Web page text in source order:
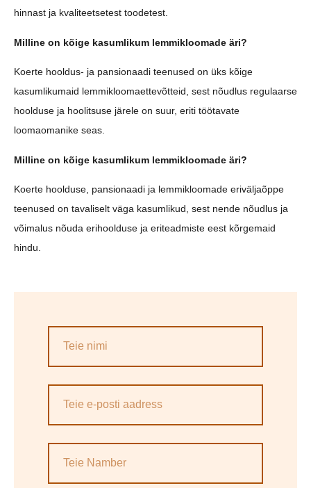
hinnast ja kvaliteetsetest toodetest.
Milline on kõige kasumlikum lemmikloomade äri?
Koerte hooldus- ja pansionaadi teenused on üks kõige
kasumlikumaid lemmikloomaettevõtteid, sest nõudlus regulaarse
hoolduse ja hoolitsuse järele on suur, eriti töötavate
loomaomanike seas.
Milline on kõige kasumlikum lemmikloomade äri?
Koerte hoolduse, pansionaadi ja lemmikloomade eriväljaõppe
teenused on tavaliselt väga kasumlikud, sest nende nõudlus ja
võimalus nõuda erihoolduse ja eriteadmiste eest kõrgemaid
hindu.